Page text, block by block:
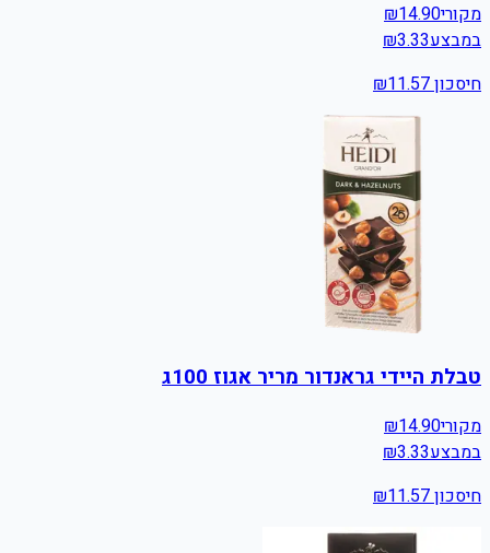
מקורי ₪14.90
במבצע
₪3.33
חיסכון ₪11.57
טבלת היידי גראנדור מריר אגוז 100ג
מקורי ₪14.90
במבצע
₪3.33
חיסכון ₪11.57